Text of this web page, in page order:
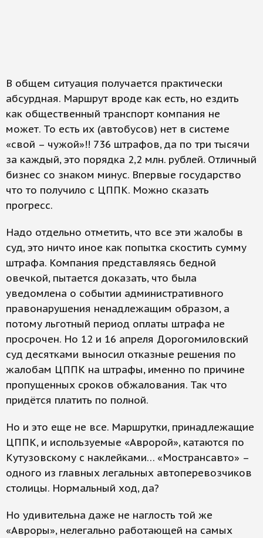
В общем ситуация получается практически
абсурдная. Маршрут вроде как есть, но ездить
как общественный транспорт компания не
может. То есть их (автобусов) нет в системе
«свой – чужой»!! 736 штрафов, да по три тысячи
за каждый, это порядка 2,2 млн. рублей. Отличный
бизнес со знаком минус. Впервые государство
что то получило с ЦППК. Можно сказать
прогресс.
Надо отдельно отметить, что все эти жалобы в
суд, это ничто иное как попытка скостить сумму
штрафа. Компания представляясь бедной
овечкой, пытается доказать, что была
уведомлена о событии административного
правонарушения ненадлежащим образом, а
потому льготный период оплаты штрафа не
просрочен. Но 12 и 16 апреля Дорогомиловский
суд десятками выносил отказные решения по
жалобам ЦППК на штрафы, именно по причине
пропущенных сроков обжалования. Так что
придётся платить по полной.
Но и это еще не все. Маршрутки, принадлежащие
ЦППК, и используемые «Авророй», катаются по
Кутузовскому с наклейками… «Мострансавто» –
одного из главных легальных автоперевозчиков
столицы. Нормальный ход, да?
Но удивительна даже не наглость той же
«Авроры», нелегально работающей на самых